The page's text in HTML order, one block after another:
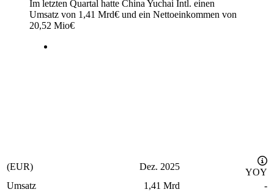
Im letzten Quartal hatte China Yuchai Intl. einen
Umsatz von 1,41 Mrd€ und ein Nettoeinkommen von
20,52 Mio€
(EUR) Dez. 2025
YOY
Umsatz
1,41 Mrd
-